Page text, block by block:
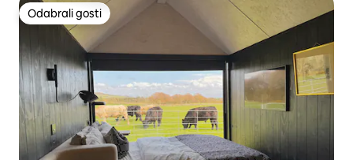
Odabrali gosti
Odabrali gosti